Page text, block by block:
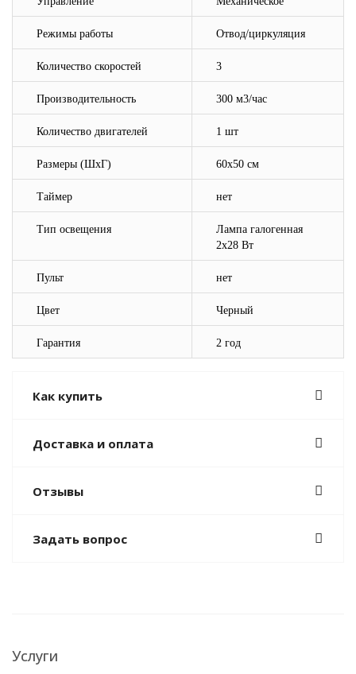
Режимы работы Отвод/циркуляция
Количество скоростей 3
Производительность 300 м3/час
Количество двигателей 1 шт
Размеры (ШхГ) 60х50 см
Таймер нет
Тип освещения
Лампа галогенная
2х28 Вт
Пульт нет
Цвет Черный
Гарантия 2 год
Как купить
Доставка и оплата
Отзывы
Задать вопрос
Услуги